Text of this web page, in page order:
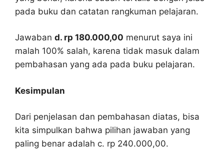
pada buku dan catatan rangkuman pelajaran.
Jawaban d. rp 180.000,00 menurut saya ini
malah 100% salah, karena tidak masuk dalam
pembahasan yang ada pada buku pelajaran.
Kesimpulan
Dari penjelasan dan pembahasan diatas, bisa
kita simpulkan bahwa pilihan jawaban yang
paling benar adalah c. rp 240.000,00.